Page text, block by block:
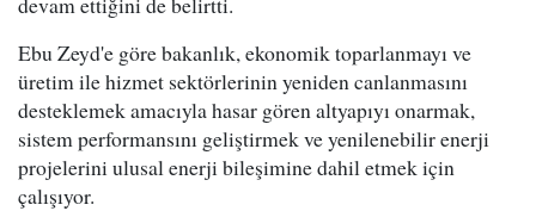
Ebu Zeyd'e göre bakanlık, ekonomik toparlanmayı ve
üretim ile hizmet sektörlerinin yeniden canlanmasını
desteklemek amacıyla hasar gören altyapıyı onarmak,
sistem performansını geliştirmek ve yenilenebilir enerji
projelerini ulusal enerji bileşimine dahil etmek için
çalışıyor.